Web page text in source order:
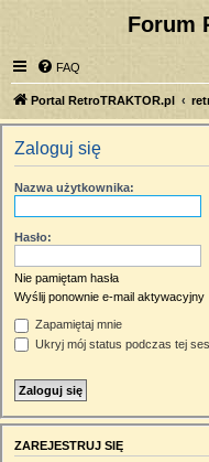
Forum
FAQ
Portal RetroTRAKTOR.pl
Zaloguj się
Nazwa użytkownika:
Hasło:
Nie pamiętam hasła
Wyślij ponownie e-mail aktywacyjny
Zapamiętaj mnie
Ukryj mój status podczas tej
ZAREJESTRUJ SIĘ